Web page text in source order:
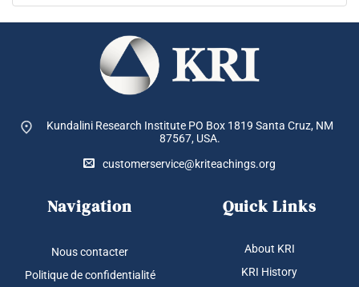
Kundalini Research Institute PO Box 1819 Santa Cruz, NM
87567, USA.
customerservice@kriteachings.org
Navigation
Nous contacter
Politique de confidentialité
Quick Links
About KRI
KRI History